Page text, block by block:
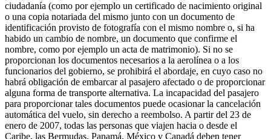
ciudadanía (como por ejemplo un certificado de nacimiento original
o una copia notariada del mismo junto con un documento de
identificación provisto de fotografía con el mismo nombre o, si ha
habido un cambio de nombre, un documento que confirme el
nombre, como por ejemplo un acta de matrimonio). Si no se
proporcionan los documentos necesarios a la aerolínea o a los
funcionarios del gobierno, se prohibirá el abordaje, en cuyo caso no
habrá obligación de embarcar al pasajero afectado o de proporcionar
alguna forma de transporte alternativa. La incapacidad del pasajero
para proporcionar tales documentos puede ocasionar la cancelación
automática del vuelo, sin derecho a reembolso. A partir del 23 de
enero de 2007, todas las personas que viajen hacia o desde el
Caribe, las Bermudas, Panamá, México y Canadá deben tener